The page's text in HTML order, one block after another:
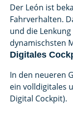
Der León ist
Fahrverhalten.
und die
dynamischsten
Digitales
In den neueren
ein volldigitales
Digital Cockpit).